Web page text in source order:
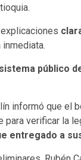
público
informó que el
para verificar la
entregado a